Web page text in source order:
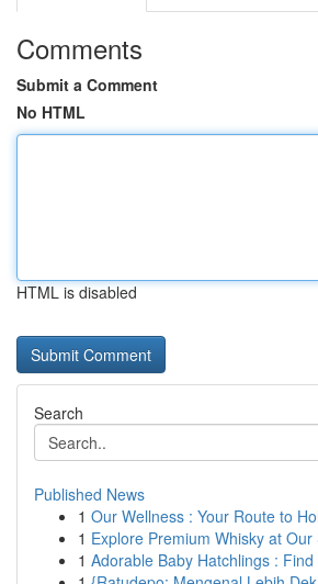
Comments
Submit a Comment
No HTML
HTML is disabled
Search
Published News
1 Our Wellness : Your Route to
1 Explore Premium Whisky at Our
1 Adorable Baby Hatchlings :